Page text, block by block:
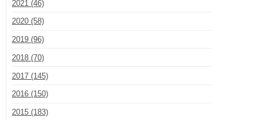
2021 (46)
2020 (58)
2019 (96)
2018 (70)
2017 (145)
2016 (150)
2015 (183)